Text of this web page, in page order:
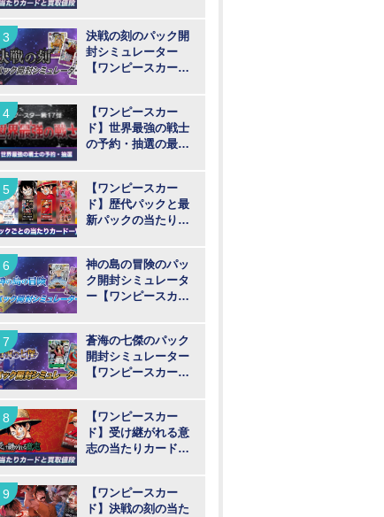
決戦の刻のパック開
封シミュレーター
【ワンピースカー
【ワンピースカー
ド】世界最強の戦士
の予約・抽選の最新
【ワンピースカー
ド】歴代パックと最
新パックの当たりカ
神の島の冒険のパッ
ク開封シミュレータ
ー【ワンピースカー
蒼海の七傑のパック
開封シミュレーター
【ワンピースカー
【ワンピースカー
ド】受け継がれる意
志の当たりカードと
【ワンピースカー
ド】決戦の刻の当た